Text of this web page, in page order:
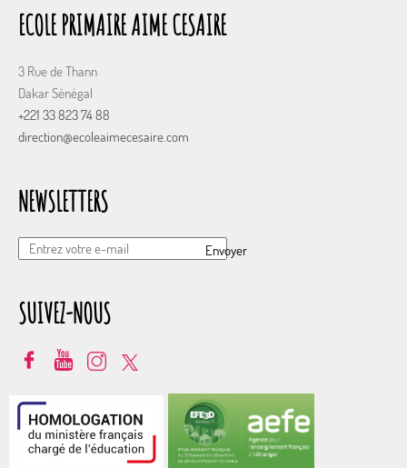
ECOLE PRIMAIRE AIME CESAIRE
3 Rue de Thann
Dakar Sénégal
+221 33 823 74 88
direction@ecoleaimecesaire.com
NEWSLETTERS
Envoyer
SUIVEZ-NOUS